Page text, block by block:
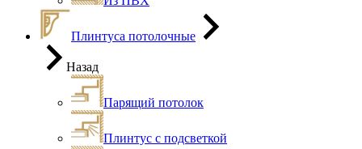
Плинтуса потолочные
Назад
Парящий потолок
Плинтус с подсветкой